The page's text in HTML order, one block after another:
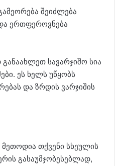
შეიძლება
ერთფეროვნება
სავარჯიშო სია
ეს ხელს უწყობს
და ზრდის ვარჯიშის
მეთოდია თქვენი სხეულის
გასაუმჯობესებლად,